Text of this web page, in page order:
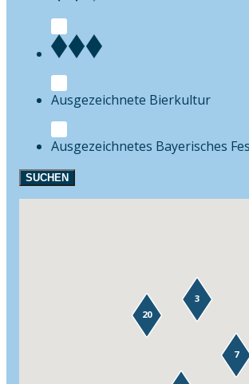
Bierkultur
SUCHEN
7
20
3